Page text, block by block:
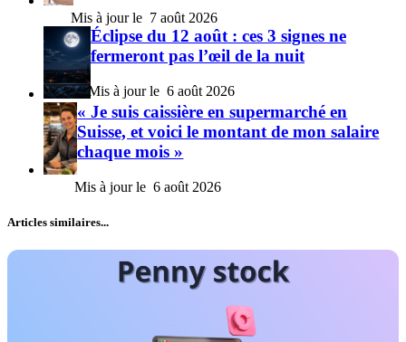
7 août 2026
Éclipse du 12 août : ces 3 signes ne
fermeront pas l’œil de la nuit
6 août 2026
« Je suis caissière en supermarché en
Suisse, et voici le montant de mon salaire
chaque mois »
6 août 2026
Articles similaires...